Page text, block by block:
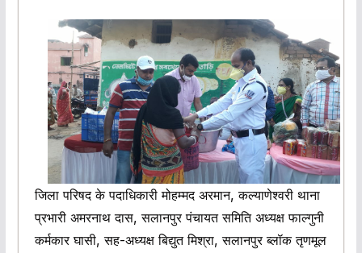
जिला परिषद के पदाधिकारी मोहम्मद अरमान, कल्याणेश्वरी थाना
प्रभारी अमरनाथ दास, सलानपुर पंचायत समिति अध्यक्ष फाल्गुनी
कर्मकार घासी, सह-अध्यक्ष बिद्युत मिश्रा, सलानपुर ब्लॉक तृणमूल